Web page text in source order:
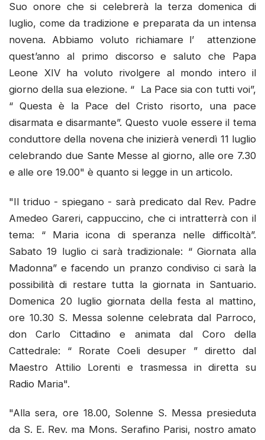
Suo onore che si celebrerà la terza domenica di
luglio, come da tradizione e preparata da un intensa
novena. Abbiamo voluto richiamare l’ attenzione
quest’anno al primo discorso e saluto che Papa
Leone XIV ha voluto rivolgere al mondo intero il
giorno della sua elezione. “ La Pace sia con tutti voi”,
“ Questa è la Pace del Cristo risorto, una pace
disarmata e disarmante”. Questo vuole essere il tema
conduttore della novena che inizierà venerdì 11 luglio
celebrando due Sante Messe al giorno, alle ore 7.30
e alle ore 19.00" è quanto si legge in un articolo.
"Il triduo - spiegano - sarà predicato dal Rev. Padre
Amedeo Gareri, cappuccino, che ci intratterrà con il
tema: “ Maria icona di speranza nelle difficoltà”.
Sabato 19 luglio ci sarà tradizionale: “ Giornata alla
Madonna” e facendo un pranzo condiviso ci sarà la
possibilità di restare tutta la giornata in Santuario.
Domenica 20 luglio giornata della festa al mattino,
ore 10.30 S. Messa solenne celebrata dal Parroco,
don Carlo Cittadino e animata dal Coro della
Cattedrale: “ Rorate Coeli desuper ” diretto dal
Maestro Attilio Lorenti e trasmessa in diretta su
Radio Maria".
"Alla sera, ore 18.00, Solenne S. Messa presieduta
da S. E. Rev. ma Mons. Serafino Parisi, nostro amato